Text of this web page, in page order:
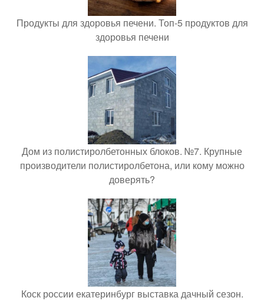
Продукты для здоровья печени. Топ-5 продуктов для
здоровья печени
Дом из полистиролбетонных блоков. №7. Крупные
производители полистиролбетона, или кому можно
доверять?
Коск россии екатеринбург выставка дачный сезон.